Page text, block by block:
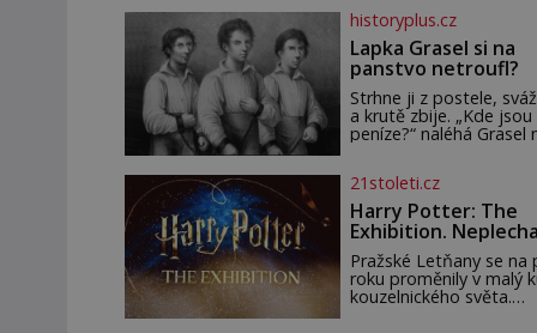
posledních dnech čím dál
častěji mluví o svém
odchodu. Dohnala ji snad
samota? Půs
historyplus.cz
Lapka Grasel si na
panstvo netroufl?
Strhne ji z postele,
a krutě zbije. „Kde jsou
peníze?“ naléhá Grasel
ani nemůže, protože
žádné nemá, spokojí se
lupič s několika měďáky a
štůčky látky. Zraněná
pár dní nato umírá. Je to
muž nebývale krutý.
činy budí hrůzu ještě
21stoleti.cz
Harry Potter: The
Exhibition. Neplecha
zahájena…
Pražské Letňany se na
roku proměnily v malý
kouzelnického světa.